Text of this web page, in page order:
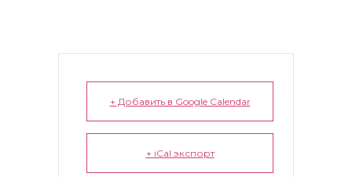
+ Добавить в Google Calendar
+ iCal экспорт